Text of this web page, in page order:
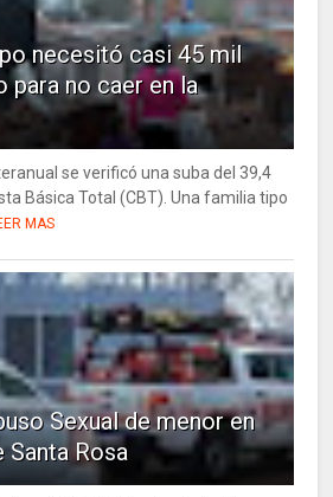
necesitó casi 45 mil
para no caer en la
se verificó una suba del 39,4
Básica Total (CBT). Una familia tipo
MAS
Sexual de menor en
Rosa